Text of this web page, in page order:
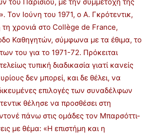
του Παρισιού, με την συμμετοχή της
Τον Ιούνη του 1971, ο Α. Γκρότεντικ,
τη χρονιά στο Collège de France,
Καθηγητών, σύμφωνα με τα έθιμα, το
του για το 1971-72. Πρόκειται
τυπική διαδικασία γιατί κανείς
δεν μπορεί, και δε θέλει, να
επιλογές των συναδέλφων
θέλησε να προσθέσει στη
πάνω στις ομάδες τον Μπαρσόττι-
με θέμα: «Η επιστήμη και η